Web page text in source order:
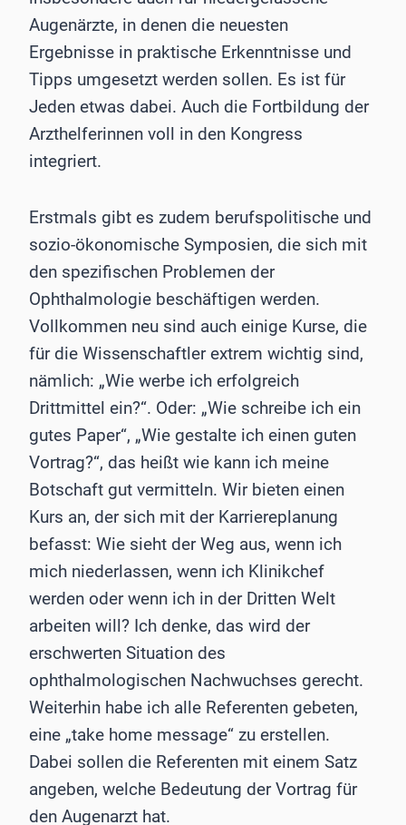
Augenärzte, in denen die neuesten
Ergebnisse in praktische Erkenntnisse und
Tipps umgesetzt werden sollen. Es ist für
Jeden etwas dabei. Auch die Fortbildung der
Arzthelferinnen voll in den Kongress
integriert.
Erstmals gibt es zudem berufspolitische und
sozio-ökonomische Symposien, die sich mit
den spezifischen Problemen der
Ophthalmologie beschäftigen werden.
Vollkommen neu sind auch einige Kurse, die
für die Wissenschaftler extrem wichtig sind,
nämlich: „Wie werbe ich erfolgreich
Drittmittel ein?“. Oder: „Wie schreibe ich ein
gutes Paper“, „Wie gestalte ich einen guten
Vortrag?“, das heißt wie kann ich meine
Botschaft gut vermitteln. Wir bieten einen
Kurs an, der sich mit der Karriereplanung
befasst: Wie sieht der Weg aus, wenn ich
mich niederlassen, wenn ich Klinikchef
werden oder wenn ich in der Dritten Welt
arbeiten will? Ich denke, das wird der
erschwerten Situation des
ophthalmologischen Nachwuchses gerecht.
Weiterhin habe ich alle Referenten gebeten,
eine „take home message“ zu erstellen.
Dabei sollen die Referenten mit einem Satz
angeben, welche Bedeutung der Vortrag für
den Augenarzt hat.